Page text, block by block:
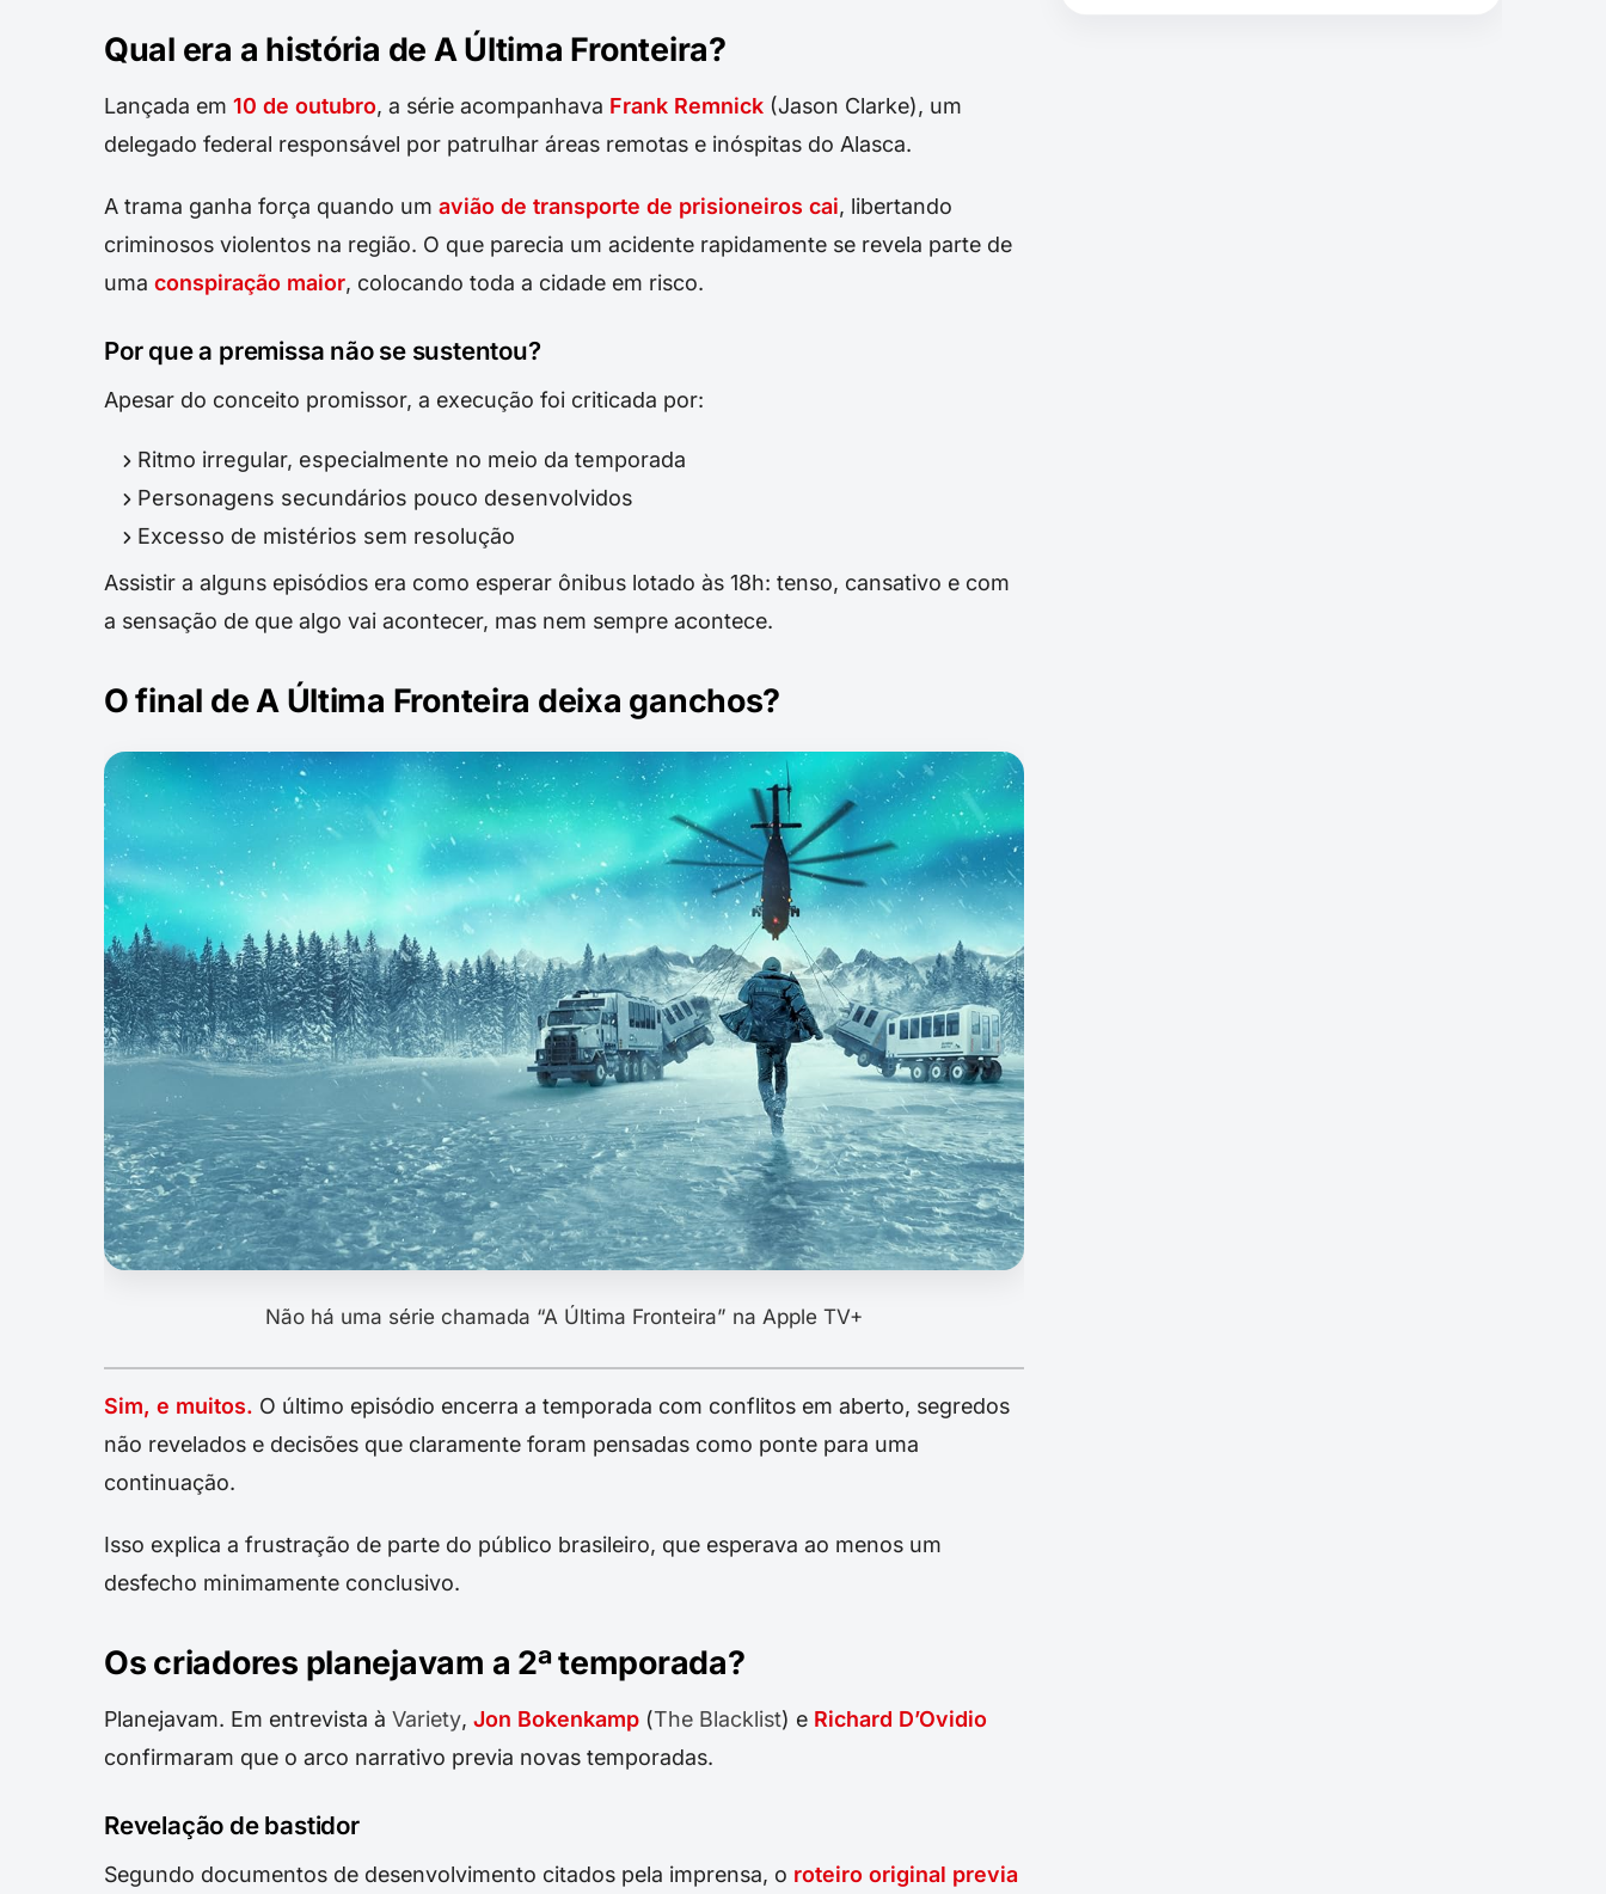
Qual era a história de A Última Fronteira?
Lançada em 10 de outubro, a série acompanhava Frank Remnick (Jason Clarke), um
delegado federal responsável por patrulhar áreas remotas e inóspitas do Alasca.
A trama ganha força quando um avião de transporte de prisioneiros cai, libertando
criminosos violentos na região. O que parecia um acidente rapidamente se revela parte de
uma conspiração maior, colocando toda a cidade em risco.
Por que a premissa não se sustentou?
Apesar do conceito promissor, a execução foi criticada por:
Ritmo irregular, especialmente no meio da temporada
Personagens secundários pouco desenvolvidos
Excesso de mistérios sem resolução
Assistir a alguns episódios era como esperar ônibus lotado às 18h: tenso, cansativo e com
a sensação de que algo vai acontecer, mas nem sempre acontece.
O final de A Última Fronteira deixa ganchos?
Não há uma série chamada “A Última Fronteira” na Apple TV+
Sim, e muitos. O último episódio encerra a temporada com conflitos em aberto, segredos
não revelados e decisões que claramente foram pensadas como ponte para uma
continuação.
Isso explica a frustração de parte do público brasileiro, que esperava ao menos um
desfecho minimamente conclusivo.
Os criadores planejavam a 2ª temporada?
Planejavam. Em entrevista à Variety, Jon Bokenkamp (The Blacklist) e Richard D’Ovidio
confirmaram que o arco narrativo previa novas temporadas.
Revelação de bastidor
Segundo documentos de desenvolvimento citados pela imprensa, o roteiro original previa